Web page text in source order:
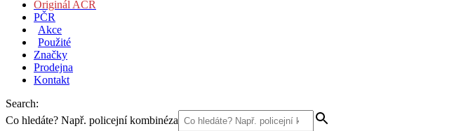
Originál AČR
PČR
Akce
Použité
Značky
Prodejna
Kontakt
Search:
Co hledáte? Např. policejní kombinéza